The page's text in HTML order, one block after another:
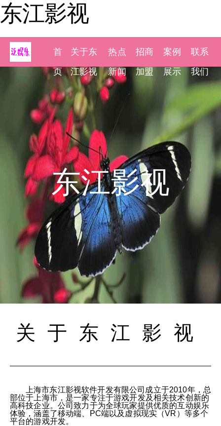
东江影视
首
页
关于东
江影视
热点
新闻
招商
加盟
案例
展示
联系
我们
东江影视
关于东江影视
上海市东江影视软件开发有限公司成立于2010年，总
部位于上海市，是一家专注于游戏开发及相关技术创新的
高科技企业。公司致力于为全球玩家提供优质的互动娱乐
体验，涵盖了移动端、PC端以及虚拟现实（VR）等多个
平台的游戏开发。